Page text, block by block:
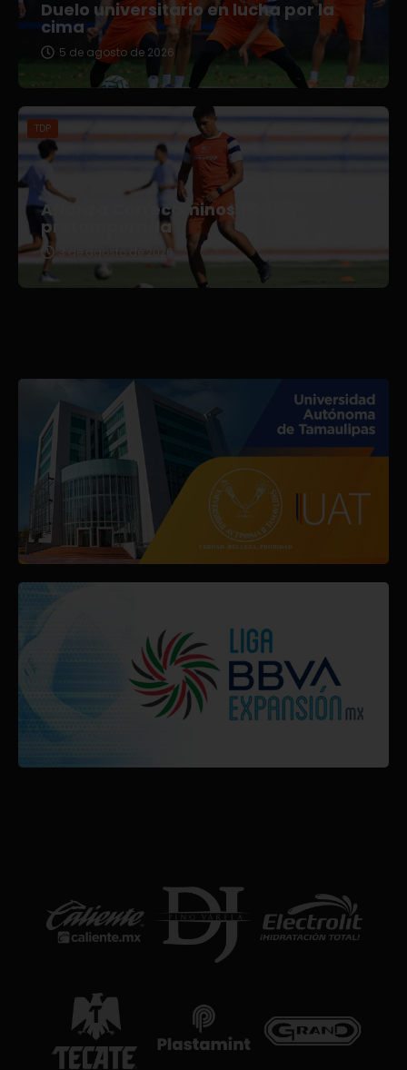
Duelo universitario en lucha por la
cima
5 de agosto de 2026
TDP
Afianza Correcaminos TDP su
pretemporada
3 de agosto de 2026